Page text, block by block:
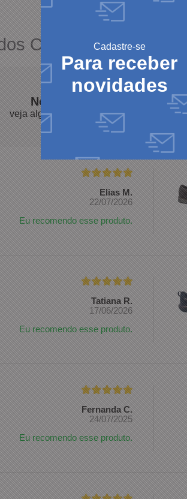
Cadastre-se
Para receber
novidades
Clientes
Nossos clientes falam por
veja algumas avaliações de produtos da
Elias M.
22/07/2026
Eu recomendo esse produto.
Tatiana R.
17/06/2026
Eu recomendo esse produto.
Fernanda C.
24/07/2025
Eu recomendo esse produto.